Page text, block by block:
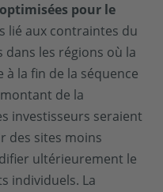
pour le
lié aux contraintes du
les régions où la
la fin de la séquence
de la
investisseurs seraient
des sites moins
ultérieurement le
individuels. La